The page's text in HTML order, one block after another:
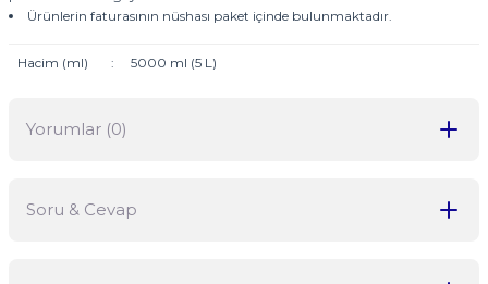
Ürünlerin faturasının nüshası paket içinde bulunmaktadır.
Hacim (ml) : 5000 ml (5 L)
Yorumlar (0)
Soru & Cevap